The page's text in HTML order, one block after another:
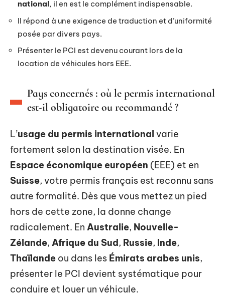
national, il en est le complément indispensable.
Il répond à une exigence de traduction et d’uniformité
posée par divers pays.
Présenter le PCI est devenu courant lors de la
location de véhicules hors EEE.
Pays concernés : où le permis international
est-il obligatoire ou recommandé ?
L’usage du permis international varie
fortement selon la destination visée. En
Espace économique européen (EEE) et en
Suisse, votre permis français est reconnu sans
autre formalité. Dès que vous mettez un pied
hors de cette zone, la donne change
radicalement. En Australie, Nouvelle-
Zélande, Afrique du Sud, Russie, Inde,
Thaïlande ou dans les Émirats arabes unis,
présenter le PCI devient systématique pour
conduire et louer un véhicule.